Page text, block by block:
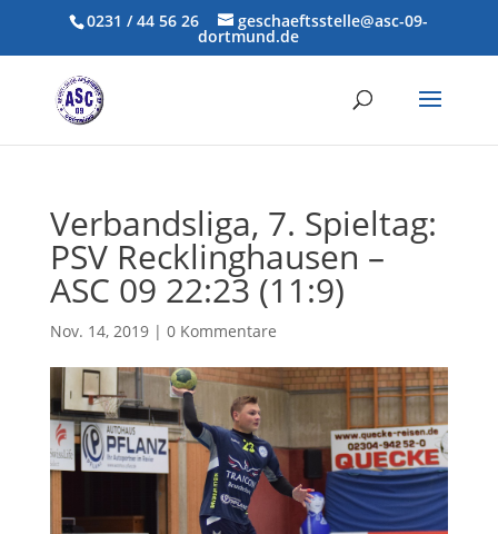
0231 / 44 56 26 geschaeftsstelle@asc-09-
dortmund.de
Verbandsliga, 7. Spieltag:
PSV Recklinghausen –
ASC 09 22:23 (11:9)
Nov. 14, 2019| 0 Kommentare